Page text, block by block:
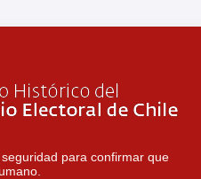
para confirmar que